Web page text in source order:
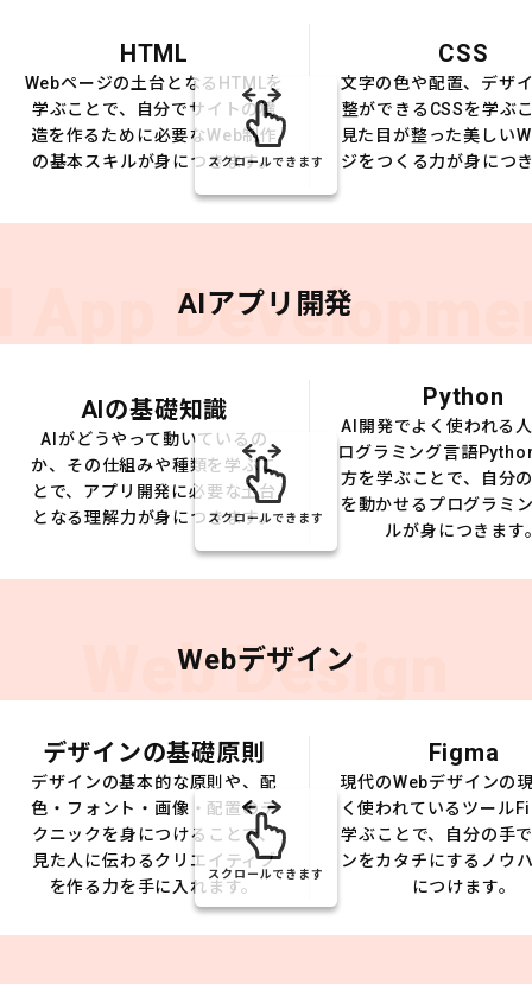
HTML
Webページの土台となるHTMLを
学ぶことで、自分でサイトの構
造を作るために必要なWeb制作
の基本スキルが身につきます。
CSS
文字の色や配置、デザ
整ができるCSSを学ぶ
見た目が整った美しい
ジをつくる力が身につ
スクロールできます
App AIアプリ開発
AIの基礎知識
AIがどうやって動いているの
か、その仕組みや種類を学ぶこ
とで、アプリ開発に必要な土台
となる理解力が身につきます。
Python
AI開発でよく使われる
ログラミング言語
方を学ぶことで、自分
を動かせるプログラミ
ルが身につきます
スクロールできます
Web Design
Webデザイン
デザインの基礎原則
デザインの基本的な原則や、配
色・フォント・画像・配置のテ
クニックを身につけることで、
見た人に伝わるクリエイティブ
を作る力を手に入れます。
Figma
現代のWebデザインの
く使われているツール
学ぶことで、自分の手
ンをカタチにするノウ
につけます。
スクロールできます